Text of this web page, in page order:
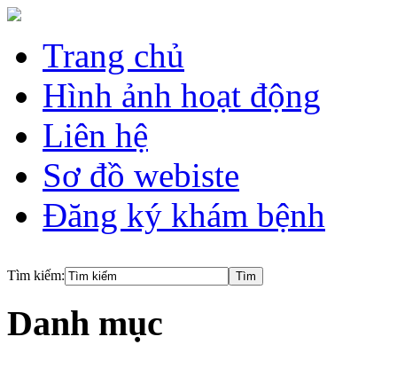
Trang chủ
Hình ảnh hoạt động
Liên hệ
Sơ đồ webiste
Đăng ký khám bệnh
Tìm kiếm:
Danh mục